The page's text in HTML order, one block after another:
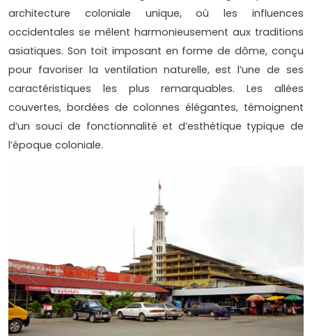
architecture coloniale unique, où les influences
occidentales se mêlent harmonieusement aux traditions
asiatiques. Son toit imposant en forme de dôme, conçu
pour favoriser la ventilation naturelle, est l’une de ses
caractéristiques les plus remarquables. Les allées
couvertes, bordées de colonnes élégantes, témoignent
d’un souci de fonctionnalité et d’esthétique typique de
l’époque coloniale.